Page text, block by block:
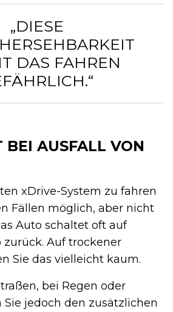
„DIESE
DAS FAHREN
BEI AUSFALL VON
xDrive-System zu fahren
Fällen möglich, aber nicht
Auto schaltet oft auf
Auf trockener
Sie das vielleicht kaum.
bei Regen oder
Sie jedoch den zusätzlichen